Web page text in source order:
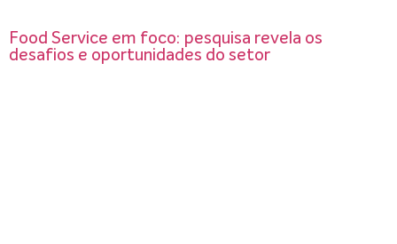
Food Service em foco: pesquisa revela os
desafios e oportunidades do setor